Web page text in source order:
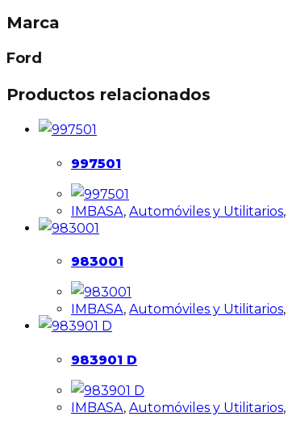
Marca
Ford
Productos relacionados
997501
IMBASA, Automóviles y Utilitarios,
983001
IMBASA, Automóviles y Utilitarios,
983901 D
IMBASA, Automóviles y Utilitarios,